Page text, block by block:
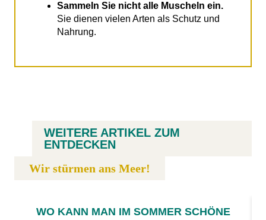
Sammeln Sie nicht alle Muscheln ein.
Sie dienen vielen Arten als Schutz und
Nahrung.
WEITERE ARTIKEL ZUM
ENTDECKEN
Wir stürmen ans Meer!
WO KANN MAN IM SOMMER SCHÖNE